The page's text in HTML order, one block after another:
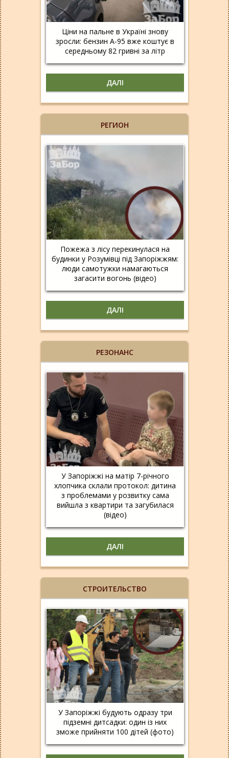
Ціни на пальне в Україні знову
зросли: бензин А-95 вже коштує в
середньому 82 гривні за літр
ДАЛІ
РЕГИОН
Пожежа з лісу перекинулася на
будинки у Розумівці під Запоріжжям:
люди самотужки намагаються
загасити вогонь (відео)
ДАЛІ
РЕЗОНАНС
У Запоріжжі на матір 7-річного
хлопчика склали протокол: дитина
з проблемами у розвитку сама
вийшла з квартири та загубилася
(відео)
ДАЛІ
СТРОИТЕЛЬСТВО
У Запоріжжі будують одразу три
підземні дитсадки: один із них
зможе прийняти 100 дітей (фото)